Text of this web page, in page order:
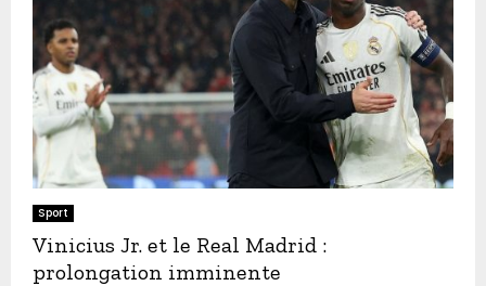
Sport
Vinicius Jr. et le Real Madrid :
prolongation imminente